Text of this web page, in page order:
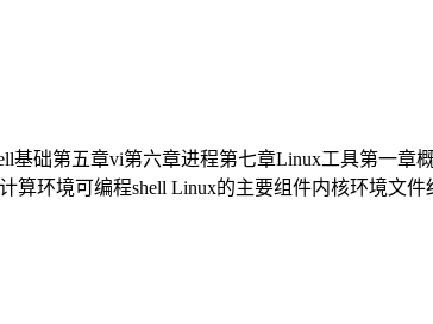
基础第五章vi第六章进程第七章Linux工具第一
环境可编程shell Linux的主要组件内核环境文